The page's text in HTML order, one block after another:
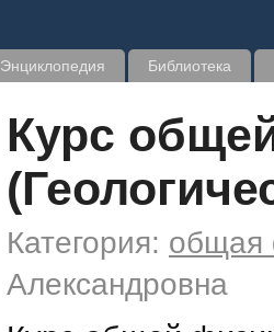
Энциклопедия Библиотека
Курс
Категория: общая
Александровна